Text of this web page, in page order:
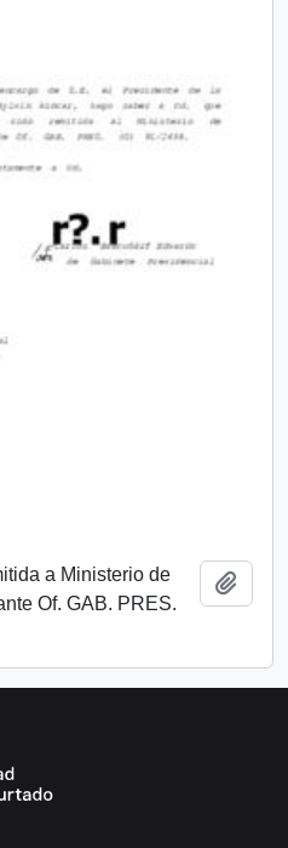
a Ministerio de
Of. GAB. PRES.